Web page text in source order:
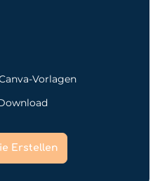
Vorlagen
Erstellen